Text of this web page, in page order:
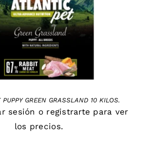
PUPPY GREEN GRASSLAND 10 KILOS.
sesión o registrarte para ver
los precios.